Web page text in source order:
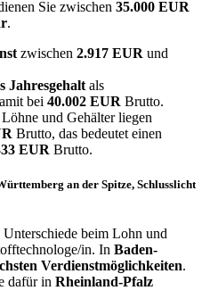
Sie zwischen 35.000 EUR
.
zwischen 2.917 EUR und
Jahresgehalt als
bei 40.002 EUR Brutto.
und Gehälter liegen
Brutto, das bedeutet einen
EUR Brutto.
an der Spitze, Schlusslicht
Unterschiede beim Lohn und
in. In Baden-
Verdienstmöglichkeiten.
dafür in Rheinland-Pfalz